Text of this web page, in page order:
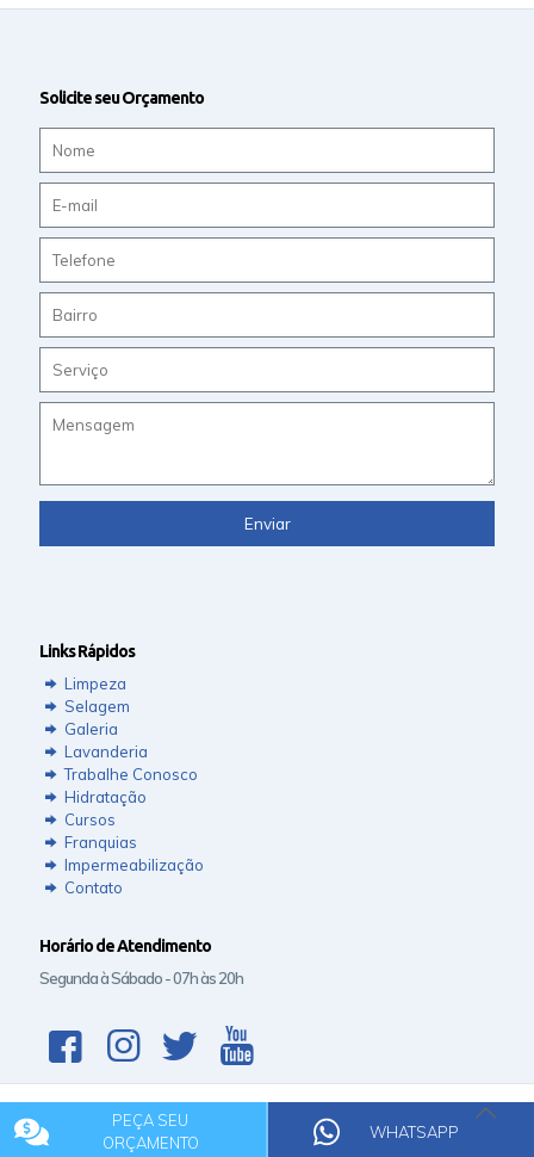
PEÇA SEU
ORÇAMENTO
WHATSAPP
Solicite seu Orçamento
Links Rápidos
Limpeza
Selagem
Galeria
Lavanderia
Trabalhe Conosco
Hidratação
Cursos
Franquias
Impermeabilização
Contato
Horário de Atendimento
Segunda à Sábado - 07h às 20h
© 2020 Rede Clean.